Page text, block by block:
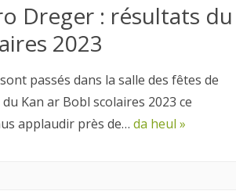
Dreger : résultats du
2023
passés dans la salle des fêtes de
Kan ar Bobl scolaires 2023 ce
applaudir près de… da heul »